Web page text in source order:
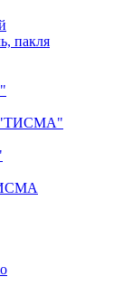
пакля
"ТИСМА"